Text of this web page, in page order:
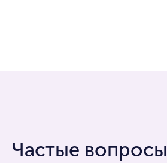
Частые вопросы